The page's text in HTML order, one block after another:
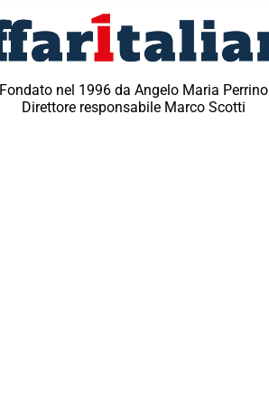
Fondato nel 1996 da Angelo Maria Perrino
Direttore responsabile Marco Scotti